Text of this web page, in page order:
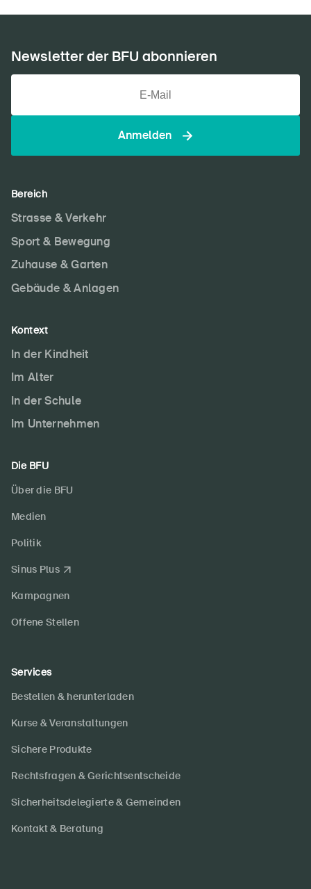
Newsletter der BFU abonnieren
Anmelden
Bereich
Strasse & Verkehr
Sport & Bewegung
Zuhause & Garten
Gebäude & Anlagen
Kontext
In der Kindheit
Im Alter
In der Schule
Im Unternehmen
Die BFU
Über die BFU
Medien
Politik
Sinus Plus
Kampagnen
Offene Stellen
Services
Bestellen & herunterladen
Kurse & Veranstaltungen
Sichere Produkte
Rechtsfragen & Gerichtsentscheide
Sicherheitsdelegierte & Gemeinden
Kontakt & Beratung